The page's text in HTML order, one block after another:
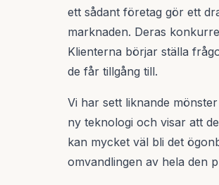
ett sådant företag gör ett
marknaden. Deras
Klienterna börjar ställa
de får tillgång till.
Vi har sett liknande
ny teknologi och visar att
kan mycket väl bli det
omvandlingen av hela den